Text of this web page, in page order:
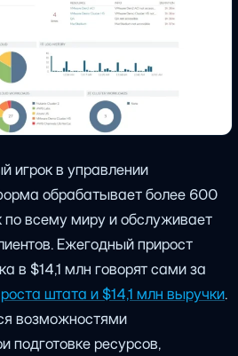
игрок в управлении
обрабатывает более 600
по всему миру и обслуживает
Ежегодный прирост
в $14,1 млн говорят сами за
штата и $14,1 млн выручки.
возможностями
подготовке ресурсов,